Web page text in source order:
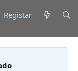
Registar